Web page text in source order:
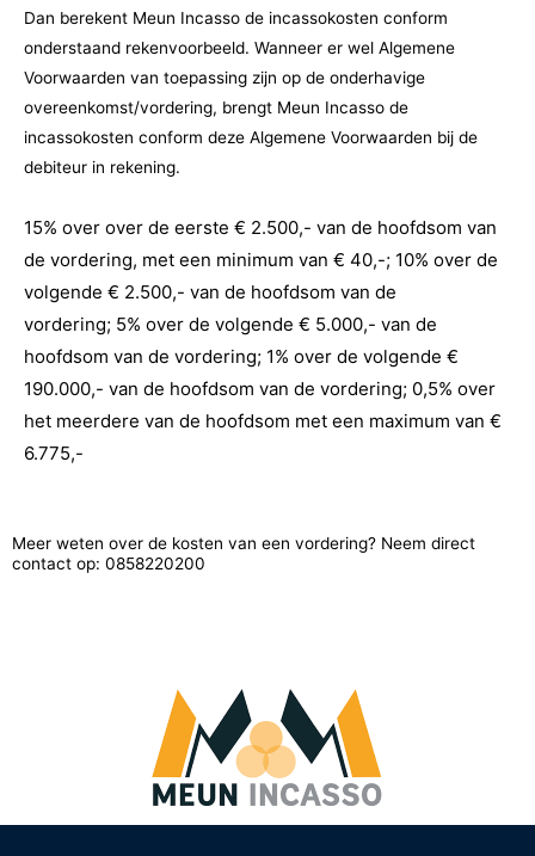
Dan berekent Meun Incasso de incassokosten conform
onderstaand rekenvoorbeeld. Wanneer er wel Algemene
Voorwaarden van toepassing zijn op de onderhavige
overeenkomst/vordering, brengt Meun Incasso de
incassokosten conform deze Algemene Voorwaarden bij de
debiteur in rekening.
15% over over de eerste € 2.500,- van de hoofdsom van
de vordering, met een minimum van € 40,-; 10% over de
volgende € 2.500,- van de hoofdsom van de
vordering; 5% over de volgende € 5.000,- van de
hoofdsom van de vordering; 1% over de volgende €
190.000,- van de hoofdsom van de vordering; 0,5% over
het meerdere van de hoofdsom met een maximum van €
6.775,-
Meer weten over de kosten van een vordering? Neem direct
contact op: 0858220200